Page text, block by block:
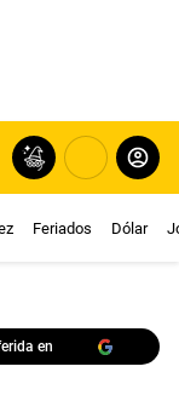
Feriados Dólar
en